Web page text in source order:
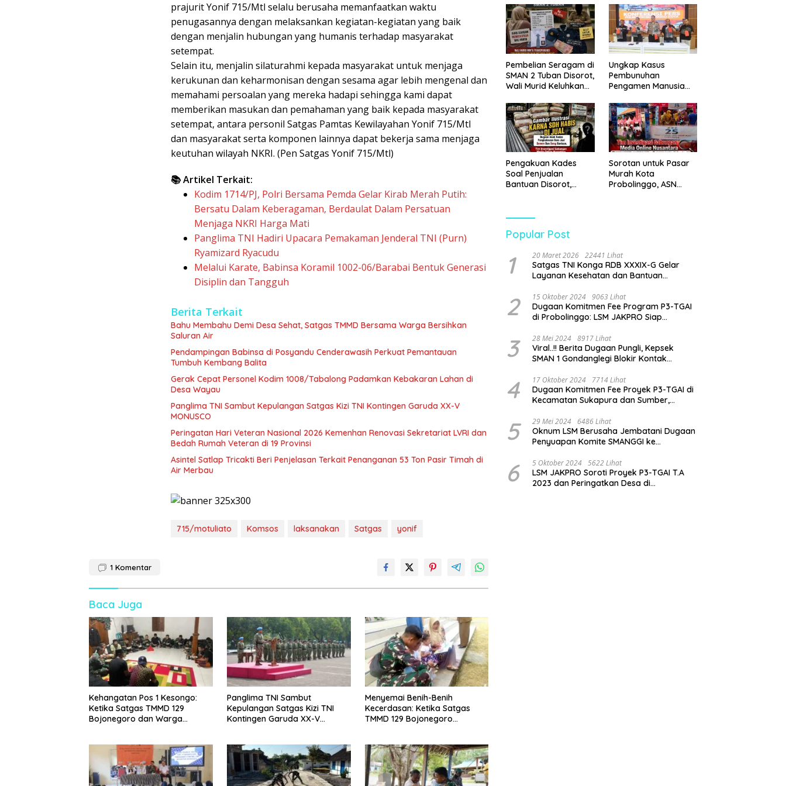
prajurit Yonif 715/Mtl selalu berusaha memanfaatkan waktu
penugasannya dengan melaksankan kegiatan-kegiatan yang baik
dengan menjalin hubungan yang humanis terhadap masyarakat
setempat.
Selain itu, menjalin silaturahmi kepada masyarakat untuk menjaga
kerukunan dan keharmonisan dengan sesama agar lebih mengenal dan
memahami persoalan yang mereka hadapi sehingga kami dapat
memberikan masukan dan pemahaman yang baik kepada masyarakat
setempat, antara personil Satgas Pamtas Kewilayahan Yonif 715/Mtl
dan masyarakat serta komponen lainnya dapat bekerja sama menjaga
keutuhan wilayah NKRI. (Pen Satgas Yonif 715/Mtl)
📚 Artikel Terkait:
Kodim 1714/PJ, Polri Bersama Pemda Gelar Kirab Merah Putih:
Bersatu Dalam Keberagaman, Berdaulat Dalam Persatuan
Menjaga NKRI Harga Mati
Panglima TNI Hadiri Upacara Pemakaman Jenderal TNI (Purn)
Ryamizard Ryacudu
Melalui Karate, Babinsa Koramil 1002-06/Barabai Bentuk Generasi
Disiplin dan Tangguh
Berita Terkait
Bahu Membahu Demi Desa Sehat, Satgas TMMD Bersama Warga Bersihkan
Saluran Air
Pendampingan Babinsa di Posyandu Cenderawasih Perkuat Pemantauan
Tumbuh Kembang Balita
Gerak Cepat Personel Kodim 1008/Tabalong Padamkan Kebakaran Lahan di
Desa Wayau
Panglima TNI Sambut Kepulangan Satgas Kizi TNI Kontingen Garuda XX-V
MONUSCO
Peringatan Hari Veteran Nasional 2026 Kemenhan Renovasi Sekretariat LVRI dan
Bedah Rumah Veteran di 19 Provinsi
Asintel Satlap Tricakti Beri Penjelasan Terkait Penanganan 53 Ton Pasir Timah di
Air Merbau
715/motuliato Komsos laksanakan Satgas yonif
1 Komentar
Baca Juga
Kehangatan Pos 1 Kesongo:
Ketika Satgas TMMD 129
Bojonegoro dan Warga
Panglima TNI Sambut
Kepulangan Satgas Kizi TNI
Kontingen Garuda XX-V
Menyemai Benih-Benih
Kecerdasan: Ketika Satgas
TMMD 129 Bojonegoro
Sabu Disita
Pemkot Probolinggo
dan Tempuh Jalur
Hukum
Pembelian Seragam di
SMAN 2 Tuban Disorot,
Wali Murid Keluhkan
Juta
Ungkap Kasus
Pembunuhan
Pengamen Manusia
Probolinggo Kota
Tangkap Dua Pelaku
Pengakuan Kades
Soal Penjualan
Bantuan Disorot,
Sorotan untuk Pasar
Murah Kota
Probolinggo, ASN
Popular Post
1 20 Maret 2026 22441 Lihat
Satgas TNI Konga RDB XXXIX-G Gelar
Layanan Kesehatan dan Bantuan
2 15 Oktober 2024 9063 Lihat
Dugaan Komitmen Fee Program P3-TGAI
di Probolinggo: LSM JAKPRO Siap
3 28 Mei 2024 8917 Lihat
Viral..!! Berita Dugaan Pungli, Kepsek
SMAN 1 Gondanglegi Blokir Kontak
4 17 Oktober 2024 7714 Lihat
Dugaan Komitmen Fee Proyek P3-TGAI di
Kecamatan Sukapura dan Sumber,
Sikap
5 29 Mei 2024 6486 Lihat
Oknum LSM Berusaha Jembatani Dugaan
Penyuapan Komite SMANGGI ke
Juta
6 5 Oktober 2024 5622 Lihat
LSM JAKPRO Soroti Proyek P3-TGAI T.A
2023 dan Peringatkan Desa di